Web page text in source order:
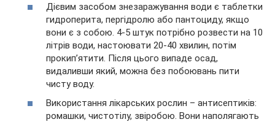
Дієвим засобом знезаражування води є таблетки
гидроперита, пергідролю або пантоциду, якщо
вони є з собою. 4-5 штук потрібно розвести на 10
літрів води, настоювати 20-40 хвилин, потім
прокип’ятити. Після цього випаде осад,
видаливши який, можна без побоювань пити
чисту воду.
Використання лікарських рослин – антисептиків:
ромашки, чистотілу, звіробою. Вони наполягають